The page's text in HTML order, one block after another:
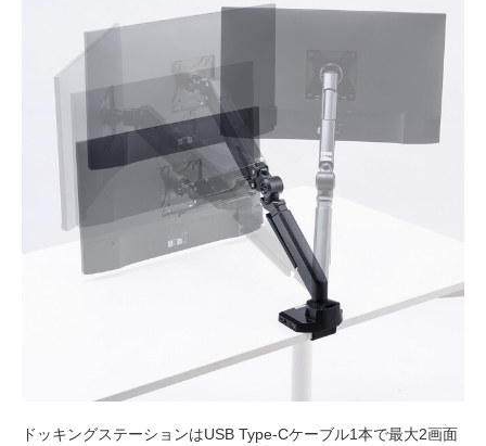
ドッキングステーションはUSB Type-Cケーブル1本で最大2画面